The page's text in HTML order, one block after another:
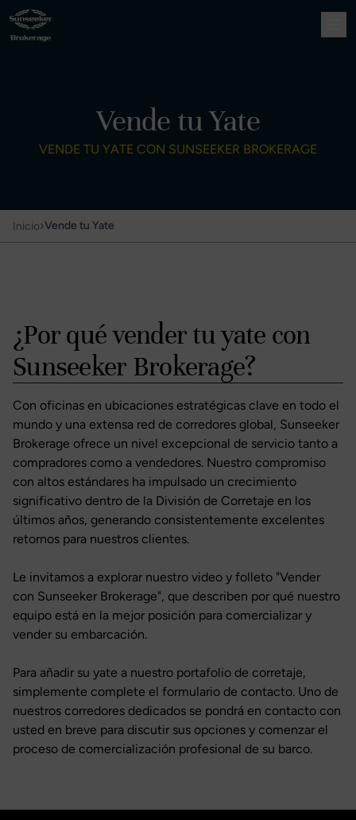
Vende tu Yate
VENDE TU YATE CON SUNSEEKER BROKERAGE
Inicio›Vende tu Yate
¿Por qué vender tu yate con
Sunseeker Brokerage?
Con oficinas en ubicaciones estratégicas clave en todo el
mundo y una extensa red de corredores global, Sunseeker
Brokerage ofrece un nivel excepcional de servicio tanto a
compradores como a vendedores. Nuestro compromiso
con altos estándares ha impulsado un crecimiento
significativo dentro de la División de Corretaje en los
últimos años, generando consistentemente excelentes
retornos para nuestros clientes.
Le invitamos a explorar nuestro video y folleto "Vender
con Sunseeker Brokerage", que describen por qué nuestro
equipo está en la mejor posición para comercializar y
vender su embarcación.
Para añadir su yate a nuestro portafolio de corretaje,
simplemente complete el formulario de contacto. Uno de
nuestros corredores dedicados se pondrá en contacto con
usted en breve para discutir sus opciones y comenzar el
proceso de comercialización profesional de su barco.